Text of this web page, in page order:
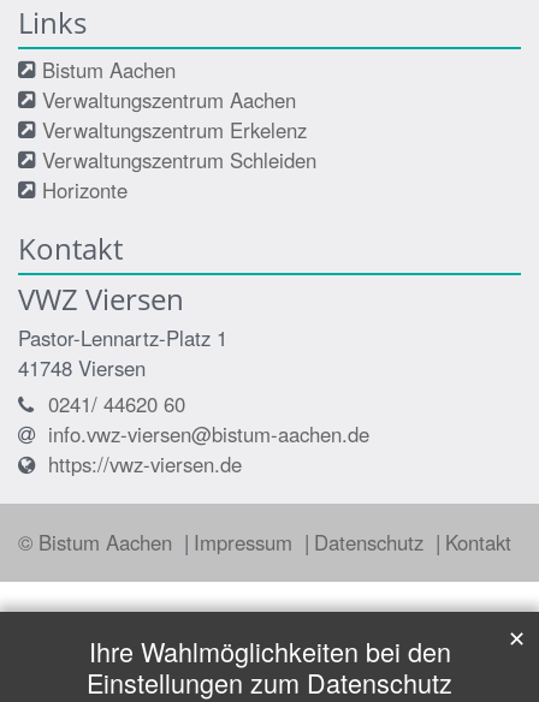
Links
Bistum Aachen
Verwaltungszentrum Aachen
Verwaltungszentrum Erkelenz
Verwaltungszentrum Schleiden
Horizonte
Kontakt
VWZ Viersen
Pastor-Lennartz-Platz 1
41748 Viersen
0241/ 44620 60
info.vwz-viersen@bistum-aachen.de
https://vwz-viersen.de
© Bistum Aachen Impressum Datenschutz Kontakt
Ihre Wahlmöglichkeiten bei den
Einstellungen zum Datenschutz
✕